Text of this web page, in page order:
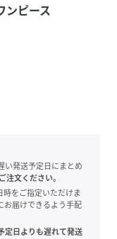
ンピース
発送予定日にまとめ
注文ください。
をご指定いただけま
お届けできるよう手配
定日よりも遅れて発送